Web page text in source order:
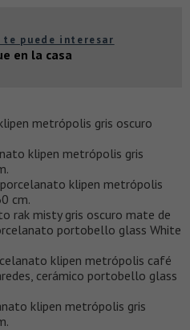
te puede interesar
en la casa
metrópolis gris oscuro
klipen metrópolis gris
klipen metrópolis
cm.
rak misty gris oscuro mate de
portobello glass White
klipen metrópolis café
cerámico portobello glass
klipen metrópolis gris